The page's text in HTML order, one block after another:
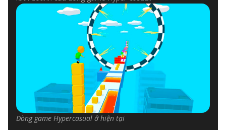
Dòng game Hypercasual ở hiện tại